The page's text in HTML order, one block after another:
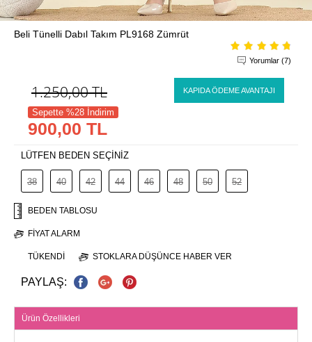
Beli Tünelli Dabıl Takım PL9168 Zümrüt
Yorumlar (7)
1.250,00TL KAPIDA ÖDEME AVANTAJI
Sepette %28 İndirim
900,00 TL
LÜTFEN BEDEN SEÇİNİZ
38 40 42 44 46 48 50 52
BEDEN TABLOSU
FIYAT ALARM
TÜKENDI STOKLARA DÜŞÜNCE HABER VER
PAYLAŞ:
Ürün Özellikleri